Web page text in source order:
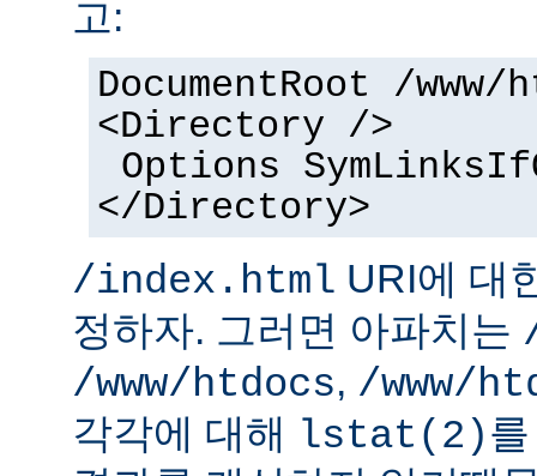
고:
DocumentRoot /www/
<Directory />
Options
</Directory>
/index.html URI에 대
정하자. 그러면 아파치는
/www/htdocs, /www/
각각에 대해
lstat(2)